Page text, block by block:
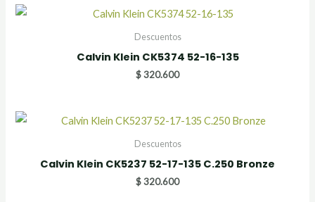
Descuentos
Calvin Klein CK5374 52-16-135
$320.600
Descuentos
Calvin Klein CK5237 52-17-135 C.250 Bronze
$320.600